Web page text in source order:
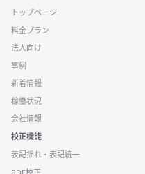
トップページ
料金プラン
法人向け
事例
新着情報
稼働状況
会社情報
校正機能
表記揺れ・表記統一